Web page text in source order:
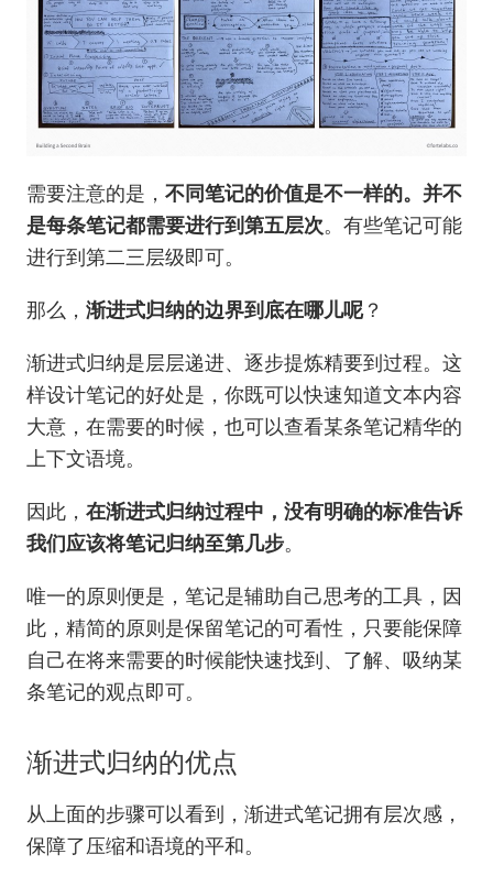
需要注意的是， 不同笔记的价值是不一样的。并不
是每条笔记都需要进行到第五层次。有些笔记可能
进行到第二三层级即可。
那么， 渐进式归纳的边界到底在哪儿呢？
渐进式归纳是层层递进、逐步提炼精要到过程。这
样设计笔记的好处是，你既可以快速知道文本内容
大意，在需要的时候，也可以查看某条笔记精华的
上下文语境。
因此， 在渐进式归纳过程中，没有明确的标准告诉
我们应该将笔记归纳至第几步。
唯一的原则便是，笔记是辅助自己思考的工具，因
此，精简的原则是保留笔记的可看性，只要能保障
自己在将来需要的时候能快速找到、了解、吸纳某
条笔记的观点即可。
渐进式归纳的优点
从上面的步骤可以看到，渐进式笔记拥有层次感，
保障了压缩和语境的平和。